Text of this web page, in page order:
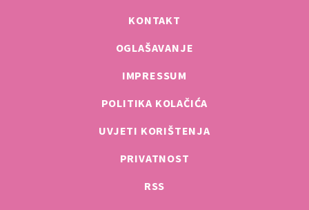
KONTAKT
OGLAŠAVANJE
IMPRESSUM
POLITIKA KOLAČIĆA
UVJETI KORIŠTENJA
PRIVATNOST
RSS